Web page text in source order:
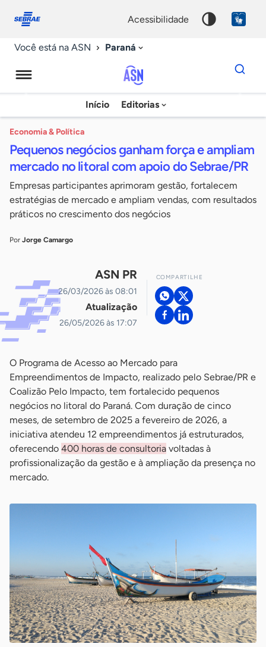
conosco
acessibilidade
Você está na ASN Paraná
Agência
Sebrae
Notícias
Início Editorias
Dados
para
chave
Economia & Política
Pequenos negócios ganham força e ampliam
mercado no litoral com apoio do Sebrae/PR
Empresas participantes aprimoram gestão, fortalecem
estratégias de mercado e ampliam vendas, com resultados
práticos no crescimento dos negócios
Por Jorge Camargo
ASN PR
26/03/2026 às 08:01
Atualização
26/05/2026 às 17:07
COMPARTILHE
O Programa de Acesso ao Mercado para
Empreendimentos de Impacto, realizado pelo Sebrae/PR e
Coalizão Pelo Impacto, tem fortalecido pequenos
negócios no litoral do Paraná. Com duração de cinco
meses, de setembro de 2025 a fevereiro de 2026, a
iniciativa atendeu 12 empreendimentos já estruturados,
oferecendo 400 horas de consultoria voltadas à
profissionalização da gestão e à ampliação da presença no
mercado.